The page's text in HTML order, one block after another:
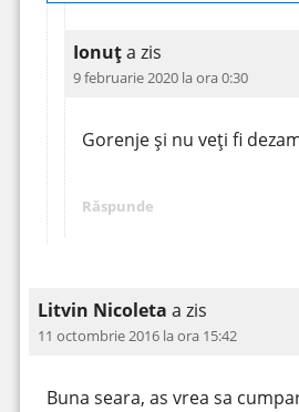
Ionuța zis
9 februarie 2020 la ora 0:30
Gorenje și nu veți fi
Răspunde
Litvin Nicoleta a zis
11 octombrie 2016 la ora 15:42
Buna seara, as vrea sa